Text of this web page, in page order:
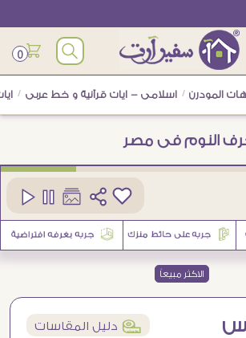
0
المودرن / اسلامى - ايات قرآنية و خط عربى /
النوم فى مصر
الاكثر مبيعاً
í دليل المقاسات